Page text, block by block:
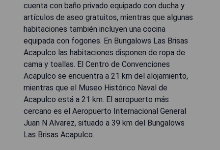
cuenta con baño privado equipado con ducha y
artículos de aseo gratuitos, mientras que algunas
habitaciones también incluyen una cocina
equipada con fogones. En Bungalows Las Brisas
Acapulco las habitaciones disponen de ropa de
cama y toallas. El Centro de Convenciones
Acapulco se encuentra a 21 km del alojamiento,
mientras que el Museo Histórico Naval de
Acapulco está a 21 km. El aeropuerto más
cercano es el Aeropuerto Internacional General
Juan N Alvarez, situado a 39 km del Bungalows
Las Brisas Acapulco.